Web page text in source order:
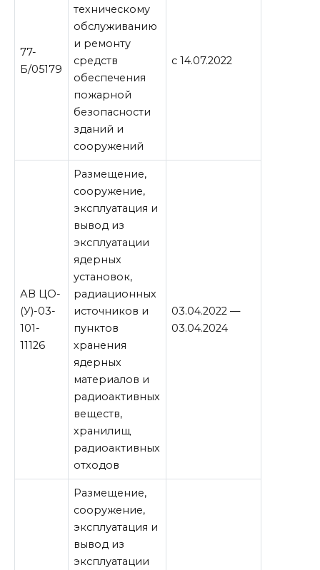
77-
Б/05179
техническому
обслуживанию
и ремонту
средств
обеспечения
пожарной
безопасности
зданий и
сооружений
с 14.07.2022
АВ ЦО-
(У)-03-
101-
11126
Размещение,
сооружение,
эксплуатация и
вывод из
эксплуатации
ядерных
установок,
радиационных
источников и
пунктов
хранения
ядерных
материалов и
радиоактивных
веществ,
хранилищ
радиоактивных
отходов
03.04.2022 —
03.04.2024
Размещение,
сооружение,
эксплуатация и
вывод из
эксплуатации